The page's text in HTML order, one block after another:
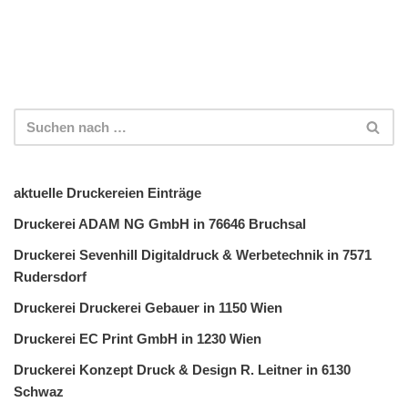
aktuelle Druckereien Einträge
Druckerei ADAM NG GmbH in 76646 Bruchsal
Druckerei Sevenhill Digitaldruck & Werbetechnik in 7571
Rudersdorf
Druckerei Druckerei Gebauer in 1150 Wien
Druckerei EC Print GmbH in 1230 Wien
Druckerei Konzept Druck & Design R. Leitner in 6130
Schwaz